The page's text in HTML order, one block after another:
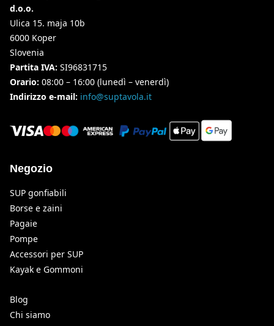
d.o.o.
Ulica 15. maja 10b
6000 Koper
Slovenia
Partita IVA: SI96831715
Orario: 08:00 – 16:00 (lunedì – venerdì)
Indirizzo e-mail: info@suptavola.it
Negozio
SUP gonfiabili
Borse e zaini
Pagaie
Pompe
Accessori per SUP
Kayak e Gommoni
Blog
Chi siamo